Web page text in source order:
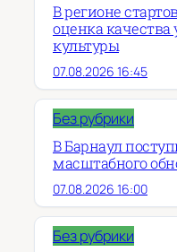
В регионе
оценка
культуры
07.08.2026 16:45
Без рубрики
В Барнаул
масштабного
07.08.2026 16:00
Без рубрики